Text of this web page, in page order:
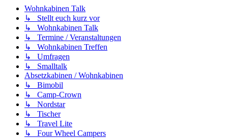
Wohnkabinen Talk
↳ Stellt euch kurz vor
↳ Wohnkabinen Talk
↳ Termine / Veranstaltungen
↳ Wohnkabinen Treffen
↳ Umfragen
↳ Smalltalk
Absetzkabinen / Wohnkabinen
↳ Bimobil
↳ Camp-Crown
↳ Nordstar
↳ Tischer
↳ Travel Lite
↳ Four Wheel Campers